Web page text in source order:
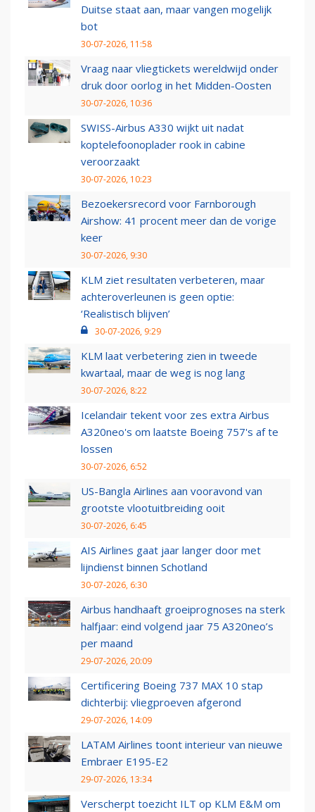
Duitse staat aan, maar vangen mogelijk
bot
30-07-2026, 11:58
Vraag naar vliegtickets wereldwijd onder
druk door oorlog in het Midden-Oosten
30-07-2026, 10:36
SWISS-Airbus A330 wijkt uit nadat
koptelefoonoplader rook in cabine
veroorzaakt
30-07-2026, 10:23
Bezoekersrecord voor Farnborough
Airshow: 41 procent meer dan de vorige
keer
30-07-2026, 9:30
KLM ziet resultaten verbeteren, maar
achteroverleunen is geen optie:
‘Realistisch blijven’
30-07-2026, 9:29
KLM laat verbetering zien in tweede
kwartaal, maar de weg is nog lang
30-07-2026, 8:22
Icelandair tekent voor zes extra Airbus
A320neo's om laatste Boeing 757's af te
lossen
30-07-2026, 6:52
US-Bangla Airlines aan vooravond van
grootste vlootuitbreiding ooit
30-07-2026, 6:45
AIS Airlines gaat jaar langer door met
lijndienst binnen Schotland
30-07-2026, 6:30
Airbus handhaaft groeiprognoses na sterk
halfjaar: eind volgend jaar 75 A320neo’s
per maand
29-07-2026, 20:09
Certificering Boeing 737 MAX 10 stap
dichterbij: vliegproeven afgerond
29-07-2026, 14:09
LATAM Airlines toont interieur van nieuwe
Embraer E195-E2
29-07-2026, 13:34
Verscherpt toezicht ILT op KLM E&M om